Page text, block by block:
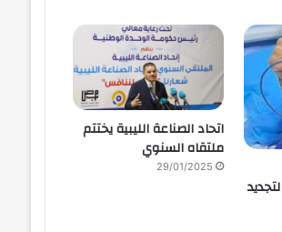
الإعلامي بمجلس 45 لتجديد
اتحاد الصناعة الليبية يختتم
ملتقاه السنوي
29/01/2025